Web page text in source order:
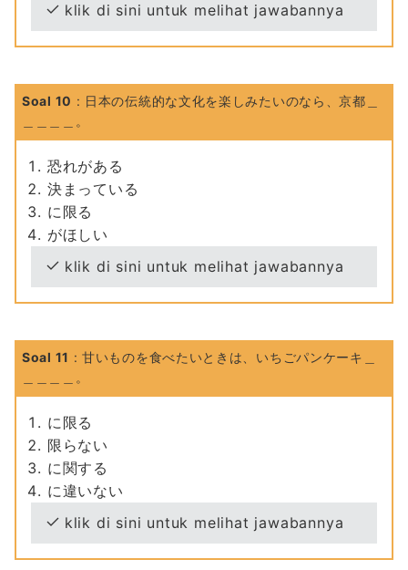
klik di sini untuk melihat jawabannya
Soal 10 : 日本の伝統的な文化を楽しみたいのなら、京都＿
＿＿＿＿。
恐れがある
決まっている
に限る
がほしい
klik di sini untuk melihat jawabannya
Soal 11 : 甘いものを食べたいときは、いちごパンケーキ＿
＿＿＿＿。
に限る
限らない
に関する
に違いない
klik di sini untuk melihat jawabannya